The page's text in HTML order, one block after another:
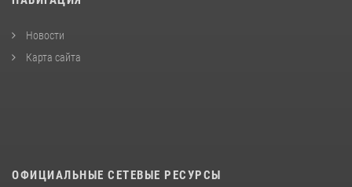
Новости
Карта сайта
ОФИЦИАЛЬНЫЕ СЕТЕВЫЕ РЕСУРСЫ